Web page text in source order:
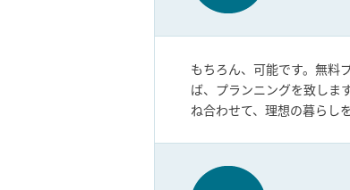
もちろん、可能です。無料
ば、プランニングを致しま
ね合わせて、理想の暮らし